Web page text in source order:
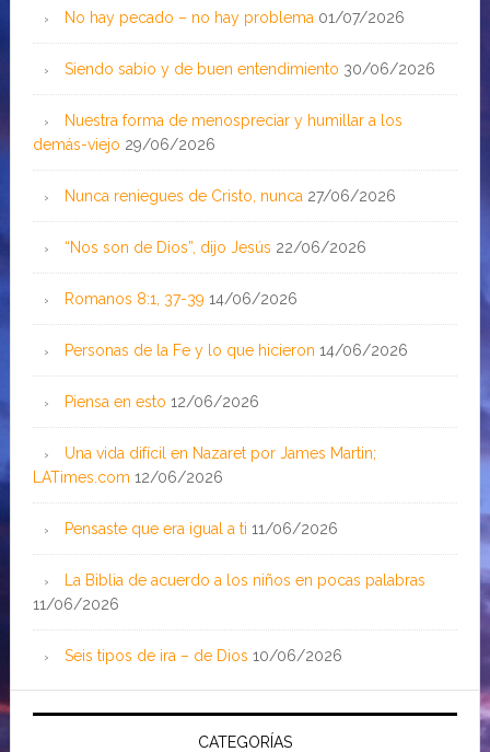
No hay pecado – no hay problema 01/07/2026
Siendo sabio y de buen entendimiento 30/06/2026
Nuestra forma de menospreciar y humillar a los
demás-viejo 29/06/2026
Nunca reniegues de Cristo, nunca 27/06/2026
“Nos son de Dios”, dijo Jesús 22/06/2026
Romanos 8:1, 37-39 14/06/2026
Personas de la Fe y lo que hicieron 14/06/2026
Piensa en esto 12/06/2026
Una vida difícil en Nazaret por James Martin;
LATimes.com 12/06/2026
Pensaste que era igual a ti 11/06/2026
La Biblia de acuerdo a los niños en pocas palabras
11/06/2026
Seis tipos de ira – de Dios 10/06/2026
CATEGORÍAS